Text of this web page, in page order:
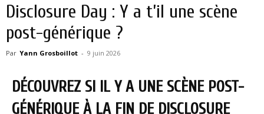
Disclosure Day : Y a t’il une scène
post-générique ?
Par Yann Grosboillot - 9 juin 2026
DÉCOUVREZ SI IL Y A UNE SCÈNE POST-
GÉNÉRIQUE À LA FIN DE DISCLOSURE